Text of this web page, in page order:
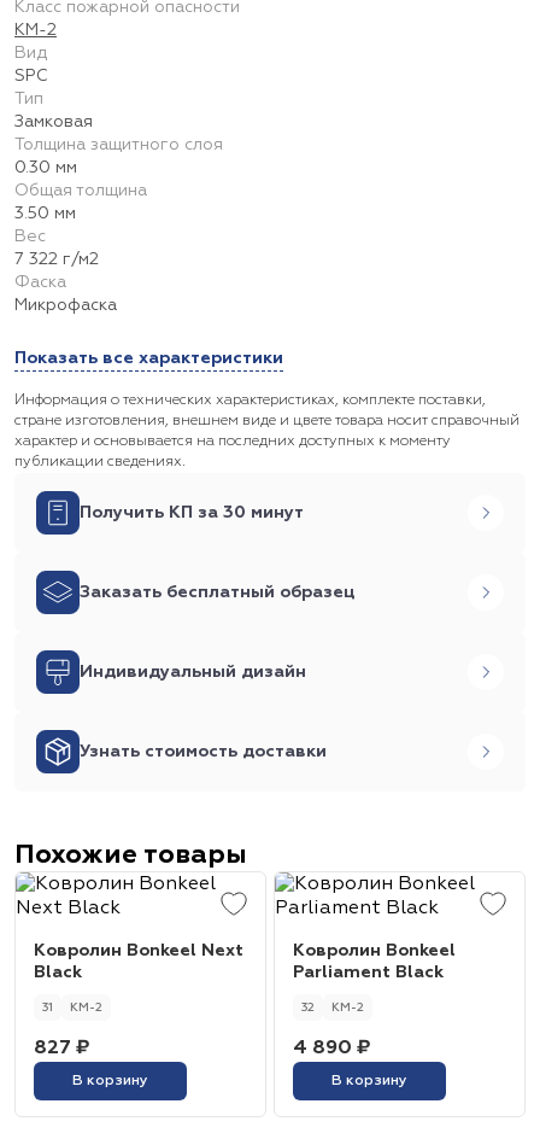
Класс пожарной опасности
КМ-2
Вид
SPC
Тип
Замковая
Толщина защитного слоя
0.30 мм
Общая толщина
3.50 мм
Вес
7 322 г/м2
Фаска
Микрофаска
Показать все характеристики
Информация о технических характеристиках, комплекте поставки,
стране изготовления, внешнем виде и цвете товара носит справочный
характер и основывается на последних доступных к моменту
публикации сведениях.
Получить КП за 30 минут
Заказать бесплатный образец
Индивидуальный дизайн
Узнать стоимость доставки
Похожие товары
Ковролин Bonkeel Next
Black
31 КМ-2
827 ₽
В корзину
Ковролин Bonkeel
Parliament Black
32 КМ-2
4 890 ₽
В корзину